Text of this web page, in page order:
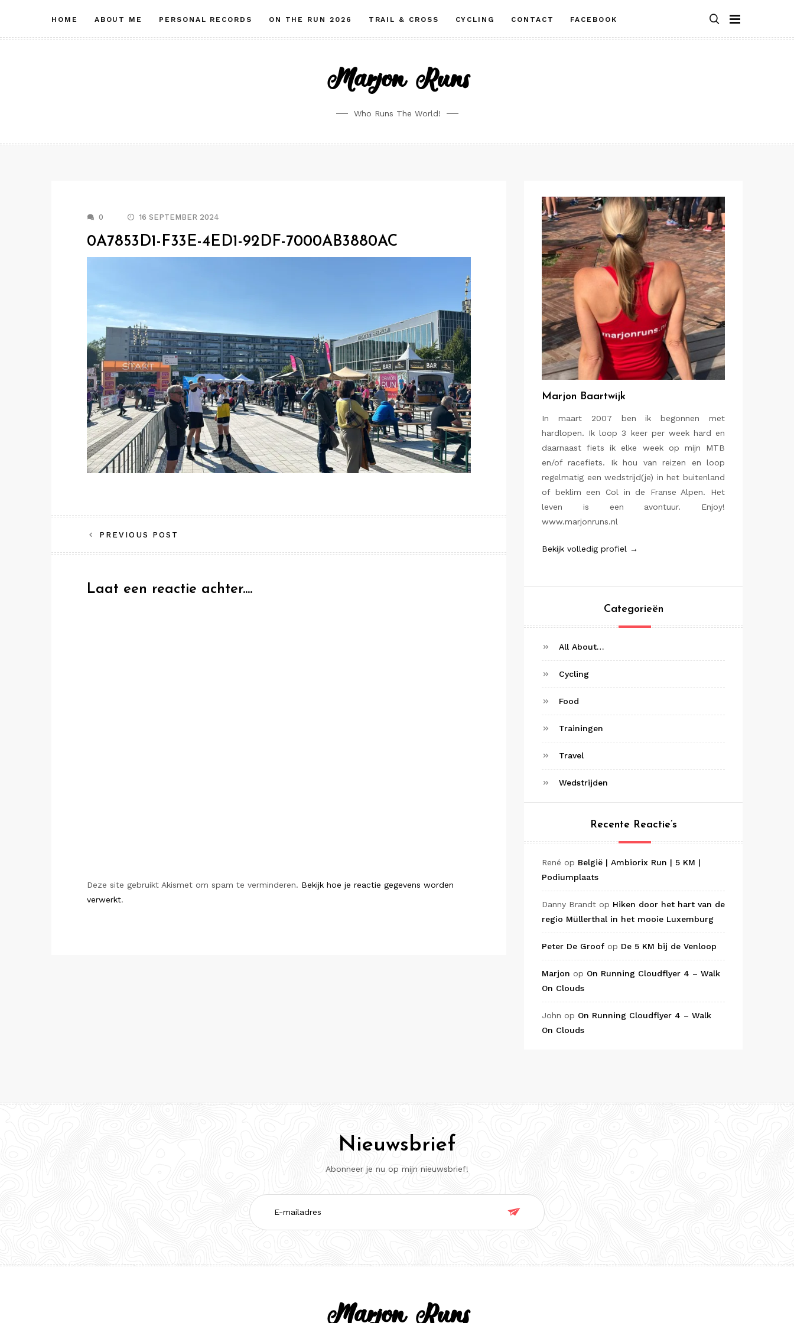
content
HOME ABOUT ME PERSONAL RECORDS ON THE RUN 2026 TRAIL & CROSS CYCLING CONTACT FACEBOOK
Marjon Runs
Who Runs The World!
0 16 SEPTEMBER 2024
0A7853D1-F33E-4ED1-92DF-7000AB3880AC
Bericht
navigatie
PREVIOUS POST
Laat een reactie achter....
Deze site gebruikt Akismet om spam te verminderen. Bekijk hoe je reactie gegevens worden
verwerkt.
Marjon Baartwijk
In maart 2007 ben ik begonnen met
hardlopen. Ik loop 3 keer per week hard en
daarnaast fiets ik elke week op mijn MTB
en/of racefiets. Ik hou van reizen en loop
regelmatig een wedstrijd(je) in het buitenland
of beklim een Col in de Franse Alpen. Het
leven is een avontuur. Enjoy!
www.marjonruns.nl
Bekijk volledig profiel →
Categorieën
All About…
Cycling
Food
Trainingen
Travel
Wedstrijden
Recente Reactie’s
René op België | Ambiorix Run | 5 KM |
Podiumplaats
Danny Brandt op Hiken door het hart van de
regio Müllerthal in het mooie Luxemburg
Peter De Groof op De 5 KM bij de Venloop
Marjon op On Running Cloudflyer 4 – Walk
On Clouds
John op On Running Cloudflyer 4 – Walk
On Clouds
Nieuwsbrief
Abonneer je nu op mijn nieuwsbrief!
E-
mailadres

Marjon Runs